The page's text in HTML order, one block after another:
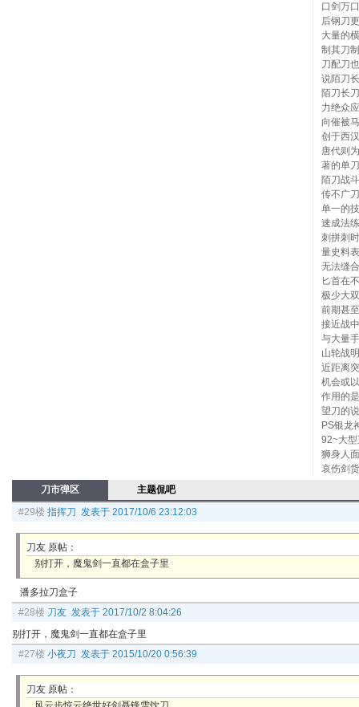
口剑万
后钢刀
大量的
制其刀
刀配刀
说陌刀
陌刀长
力绝众
向催被
创于西
唐代则
著的单
陌刀战
传不广
单一的
速成法
刺拼刺
量史料
无法缝
匕首在
极少大
前期甚
接近战
与大量
山轮战
近距离
机会或
作用的
望刀的
PS银龙
92~大
狮身人
哀伤剑
刀市弹区
主题侃吧
#29楼 指挥刀 发表于 2017/10/6 23:12:03
刀友 原帖：
别打开，魔鬼剑一直都在盒子里
潘多拉刀盒子
#28楼 刀友 发表于 2017/10/2 8:04:26
别打开，魔鬼剑一直都在盒子里
#27楼 小夜刀 发表于 2015/10/20 0:56:39
刀友 原帖：